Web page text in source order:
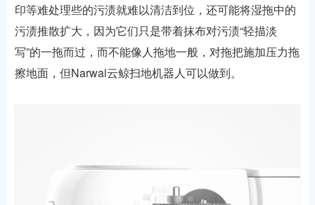
印等难处理些的污渍就难以清洁到位，还可能将湿拖中的
污渍推散扩大，因为它们只是带着抹布对污渍“轻描淡
写”的一拖而过，而不能像人拖地一般，对拖把施加压力拖
擦地面，但Narwal云鲸扫地机器人可以做到。